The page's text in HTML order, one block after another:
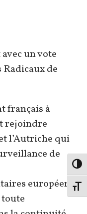
un vote
Radicaux de
français à
rejoindre
l’Autriche qui
de
européens
toute